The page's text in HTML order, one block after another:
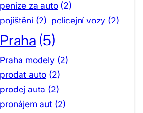
peníze za auto (2)
pojištění (2) policejní vozy (2)
Praha (5)
Praha modely (2)
prodat auto (2)
prodej auta (2)
pronájem aut (2)